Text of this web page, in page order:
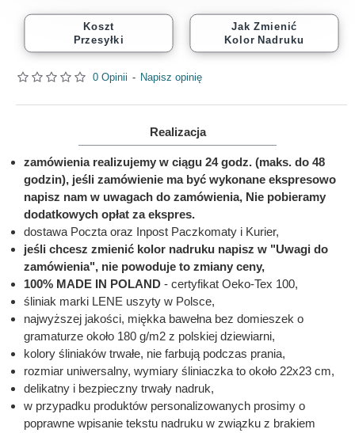
0 Opinii - Napisz opinię
Koszt
Przesyłki
Jak Zmienić
Kolor Nadruku
Realizacja
zamówienia realizujemy w ciągu 24 godz. (maks. do 48
godzin), jeśli zamówienie ma być wykonane ekspresowo
napisz nam w uwagach do zamówienia, Nie pobieramy
dodatkowych opłat za ekspres.
dostawa Poczta oraz Inpost Paczkomaty i Kurier,
jeśli chcesz zmienić kolor nadruku napisz w "Uwagi do
zamówienia", nie powoduje to zmiany ceny,
100% MADE IN POLAND - certyfikat Oeko-Tex 100,
śliniak marki LENE uszyty w Polsce,
najwyższej jakości, miękka bawełna bez domieszek o
gramaturze około 180 g/m2 z polskiej dziewiarni,
kolory śliniaków trwałe, nie farbują podczas prania,
rozmiar uniwersalny, wymiary śliniaczka to około 22x23 cm,
delikatny i bezpieczny trwały nadruk,
w przypadku produktów personalizowanych prosimy o
poprawne wpisanie tekstu nadruku w związku z brakiem